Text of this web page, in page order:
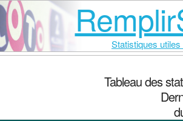
Statistiques
Tableau des